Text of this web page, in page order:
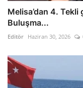
Melisa’dan 4.
Buluşma...
Editör Haziran 30, 2026